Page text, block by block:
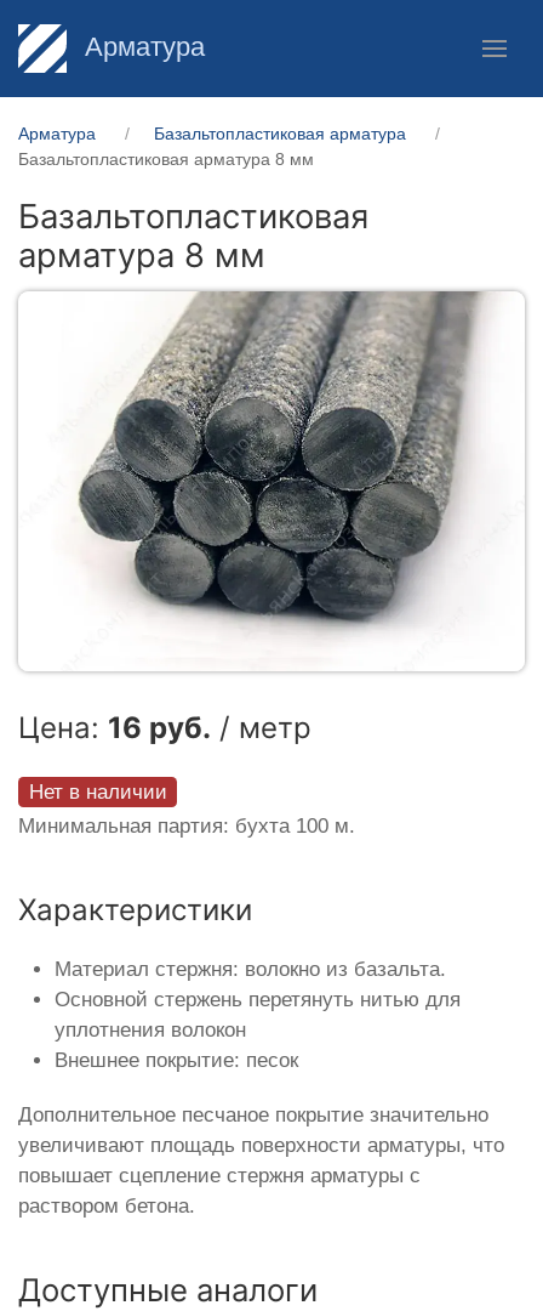
Арматура
Арматура
Базальтопластиковая арматура
Базальтопластиковая арматура 8 мм
Базальтопластиковая
арматура 8 мм
Цена: 16 руб. / метр
Нет в наличии
Минимальная партия: бухта 100 м.
Характеристики
Материал стержня: волокно из базальта.
Основной стержень перетянуть нитью для
уплотнения волокон
Внешнее покрытие: песок
Дополнительное песчаное покрытие значительно
увеличивают площадь поверхности арматуры, что
повышает сцепление стержня арматуры с
раствором бетона.
Доступные аналоги